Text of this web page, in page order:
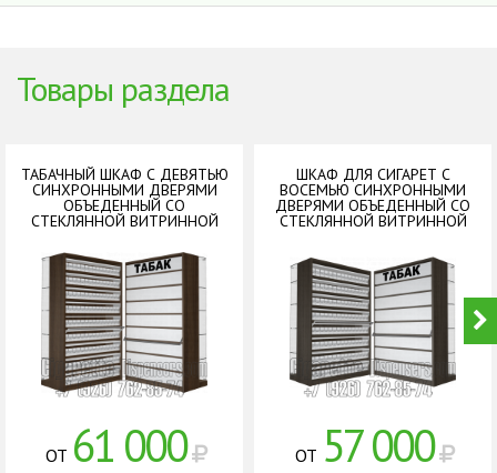
Товары раздела
ТАБАЧНЫЙ ШКАФ С ДЕВЯТЬЮ
СИНХРОННЫМИ ДВЕРЯМИ
ОБЪЕДЕННЫЙ СО
СТЕКЛЯННОЙ ВИТРИННОЙ
ОТ 61 000
ШКАФ ДЛЯ СИГАРЕТ С
ВОСЕМЬЮ СИНХРОННЫМИ
ДВЕРЯМИ ОБЪЕДЕННЫЙ СО
СТЕКЛЯННОЙ ВИТРИННОЙ
ОТ 57 000